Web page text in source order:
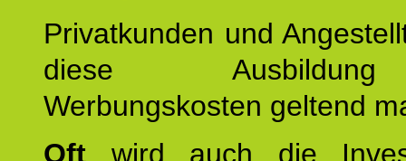
Privatkunden und
diese
Werbungskosten geltend
Oft wird auch die